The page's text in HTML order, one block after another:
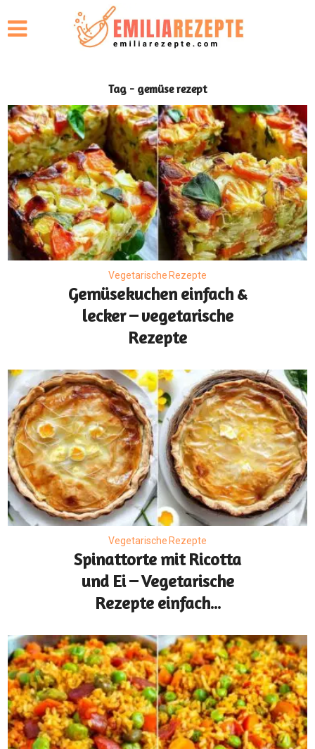
Tag - gemüse rezept
Vegetarische Rezepte
Gemüsekuchen einfach &
lecker – vegetarische
Rezepte
Vegetarische Rezepte
Spinattorte mit Ricotta
und Ei – Vegetarische
Rezepte einfach...